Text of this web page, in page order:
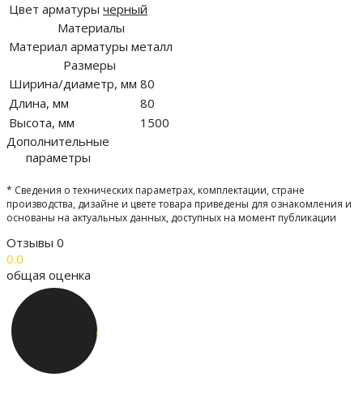
Цвет арматуры черный
Материалы
Материал арматуры металл
Размеры
Ширина/диаметр, мм 80
Длина, мм
80
Высота, мм
1500
Дополнительные
параметры
* Сведения о технических параметрах, комплектации, стране
производства, дизайне и цвете товара приведены для ознакомления и
основаны на актуальных данных, доступных на момент публикации
Отзывы 0
0.0
общая оценка